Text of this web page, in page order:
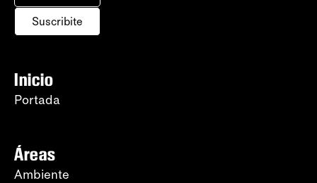
Suscribite
Inicio
Portada
Áreas
Ambiente